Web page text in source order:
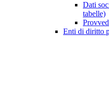
Dati
tabelle)
Enti di diritto